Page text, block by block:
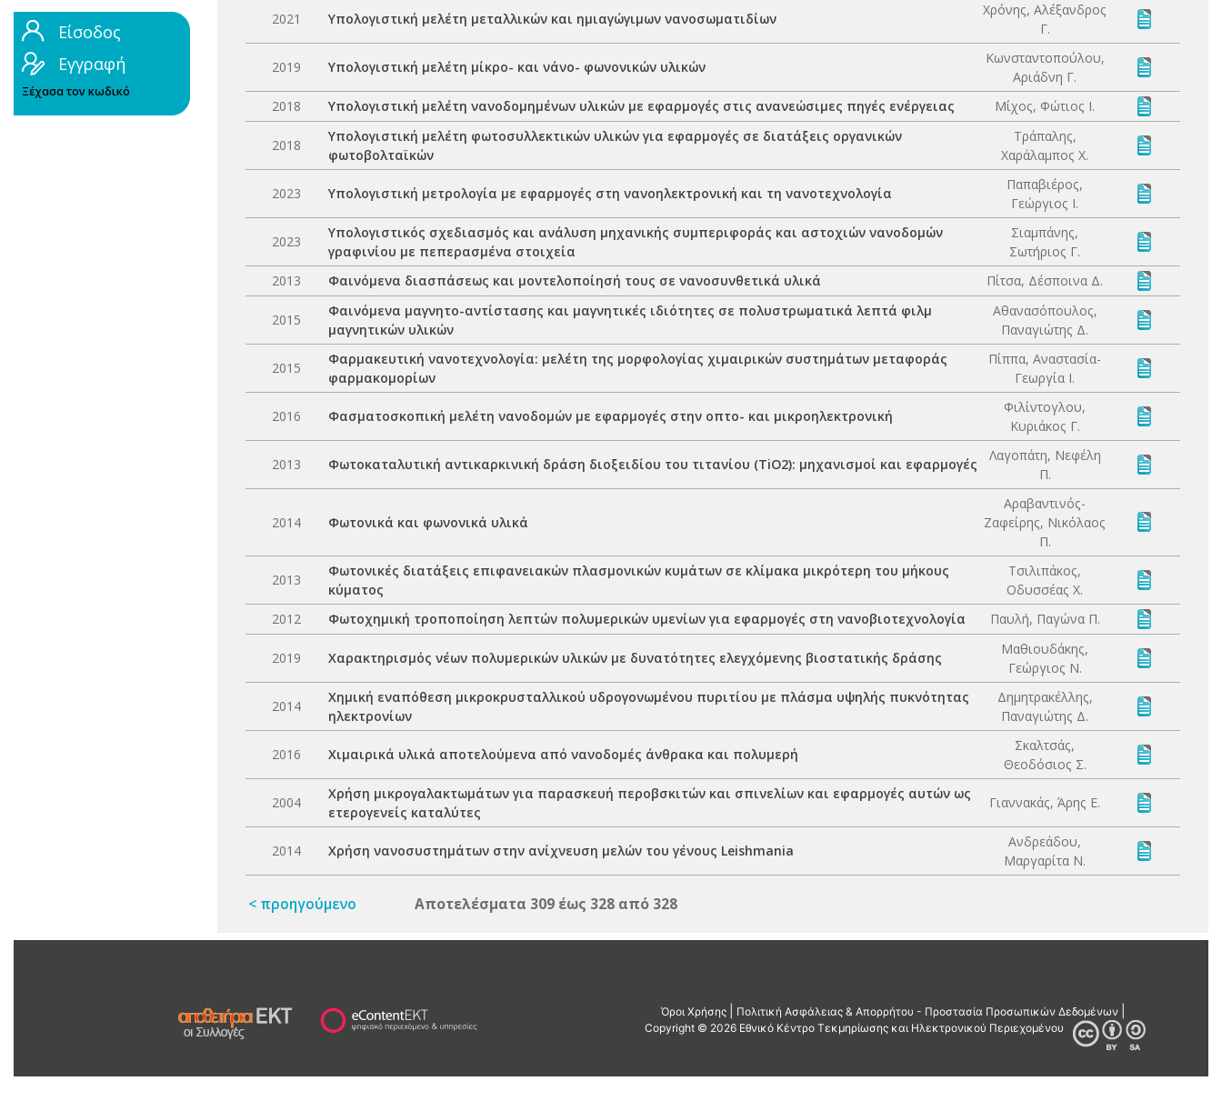
Είσοδος
Εγγραφή
Ξέχασα τον κωδικό
2021 Υπολογιστική μελέτη μεταλλικών και ημιαγώγιμων νανοσωματιδίων
Χρόνης, Αλέξανδρος
Γ.
2019 Υπολογιστική μελέτη μίκρο- και νάνο- φωνονικών υλικών
Κωνσταντοπούλου,
Αριάδνη Γ.
2018
Υπολογιστική μελέτη νανοδομημένων υλικών με εφαρμογές στις ανανεώσιμες πηγές ενέργειας Μίχος, Φώτιος Ι.
2018
Υπολογιστική μελέτη φωτοσυλλεκτικών υλικών για εφαρμογές σε διατάξεις οργανικών
φωτοβολταϊκών
Τράπαλης,
Χαράλαμπος Χ.
2023 Υπολογιστική μετρολογία με εφαρμογές στη νανοηλεκτρονική και τη νανοτεχνολογία
Παπαβιέρος,
Γεώργιος Ι.
2023
Υπολογιστικός σχεδιασμός και ανάλυση μηχανικής συμπεριφοράς και αστοχιών νανοδομών
γραφινίου με πεπερασμένα στοιχεία
Σιαμπάνης,
Σωτήριος Γ.
2013
Φαινόμενα διασπάσεως και μοντελοποίησή τους σε νανοσυνθετικά υλικά Πίτσα, Δέσποινα Δ.
2015
Φαινόμενα μαγνητο-αντίστασης και μαγνητικές ιδιότητες σε πολυστρωματικά λεπτά φιλμ
μαγνητικών υλικών
Αθανασόπουλος,
Παναγιώτης Δ.
2015
Φαρμακευτική νανοτεχνολογία: μελέτη της μορφολογίας χιμαιρικών συστημάτων μεταφοράς
φαρμακομορίων
Πίππα, Αναστασία-
Γεωργία Ι.
2016 Φασματοσκοπική μελέτη νανοδομών με εφαρμογές στην οπτο- και μικροηλεκτρονική
Φιλίντογλου,
Κυριάκος Γ.
2013 Φωτοκαταλυτική αντικαρκινική δράση διοξειδίου του τιτανίου (TiO2): μηχανισμοί και εφαρμογές
Λαγοπάτη, Νεφέλη
Π.
2014 Φωτονικά και φωνονικά υλικά
Αραβαντινός-
Ζαφείρης, Νικόλαος
Π.
2013
Φωτονικές διατάξεις επιφανειακών πλασμονικών κυμάτων σε κλίμακα μικρότερη του μήκους
κύματος
Τσιλιπάκος,
Οδυσσέας Χ.
2012
Φωτοχημική τροποποίηση λεπτών πολυμερικών υμενίων για εφαρμογές στη νανοβιοτεχνολογία Παυλή, Παγώνα Π.
2019 Χαρακτηρισμός νέων πολυμερικών υλικών με δυνατότητες ελεγχόμενης βιοστατικής δράσης
Μαθιουδάκης,
Γεώργιος Ν.
2014
Χημική εναπόθεση μικροκρυσταλλικού υδρογονωμένου πυριτίου με πλάσμα υψηλής πυκνότητας
ηλεκτρονίων
Δημητρακέλλης,
Παναγιώτης Δ.
2016 Χιμαιρικά υλικά αποτελούμενα από νανοδομές άνθρακα και πολυμερή
Σκαλτσάς,
Θεοδόσιος Σ.
2004
Χρήση μικρογαλακτωμάτων για παρασκευή περοβσκιτών και σπινελίων και εφαρμογές αυτών ως
ετερογενείς καταλύτες
Γιαννακάς, Άρης Ε.
2014 Χρήση νανοσυστημάτων στην ανίχνευση μελών του γένους Leishmania
Ανδρεάδου,
Μαργαρίτα Ν.
< προηγούμενο Αποτελέσματα 309 έως 328 από 328